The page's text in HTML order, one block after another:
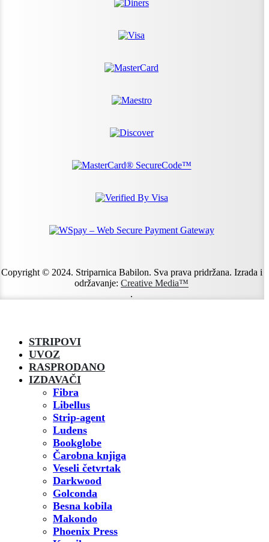
Copyright © 2024. Striparnica Babilon. Sva prava pridržana. Izrada i
održavanje: Creative Media™
.
STRIPOVI
UVOZ
RASPRODANO
IZDAVAČI
Fibra
Libellus
Strip-agent
Ludens
Bookglobe
Čarobna knjiga
Veseli četvrtak
Darkwood
Golconda
Besna kobila
Makondo
Phoenix Press